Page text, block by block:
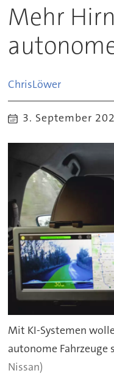
Mehr
ChrisLöwer
3. September
Mit KI-Systemen
autonome Fahrzeuge
Nissan)